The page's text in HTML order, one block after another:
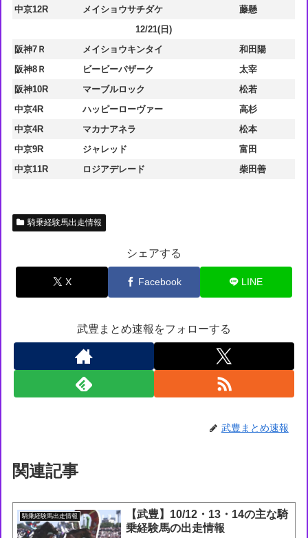
中京12R
メイショウサチダケ
藤懸
12/21(日)
阪神7Ｒ
メイショウキンタイ
和田陽
阪神8Ｒ
ビービーバザーク
太宰
阪神10R
マーブルロック
松若
中京4R
ハッピーローヴァー
高杉
中京4R
マカナアネラ
松本
中京9R
ジャレッド
富田
中京11R
ロジアデレード 柴田善
騎乗経験馬出走情報
シェアする
X Facebook LINE
武豊まとめ速報をフォローする
武豊まとめ速報
関連記事
騎乗経験馬出走情報
【武豊】10/12・13・14の主な騎
乗経験馬の出走情報